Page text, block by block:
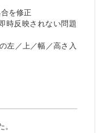
を修正
時反映されない問題
左／上／幅／高さ入